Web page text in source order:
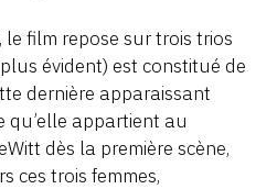
le film repose sur trois trios
évident) est constitué de
dernière apparaissant
qu’elle appartient au
dès la première scène,
ces trois femmes,